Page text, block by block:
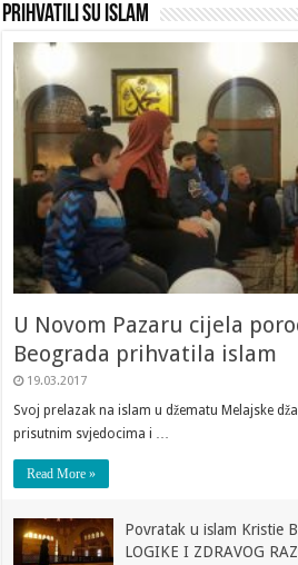
Prihvatili su islam
U Novom Pazaru cijela
Beograda prihvatila islam
19.03.2017
Svoj prelazak na islam u džematu Melajske
prisutnim svjedocima i …
Read More »
Povratak u islam Kristie
LOGIKE I ZDRAVOG